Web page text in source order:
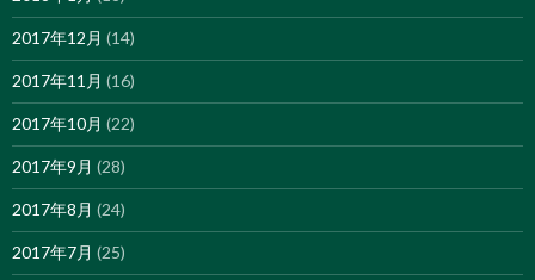
2017年12月 (14)
2017年11月 (16)
2017年10月 (22)
2017年9月 (28)
2017年8月 (24)
2017年7月 (25)